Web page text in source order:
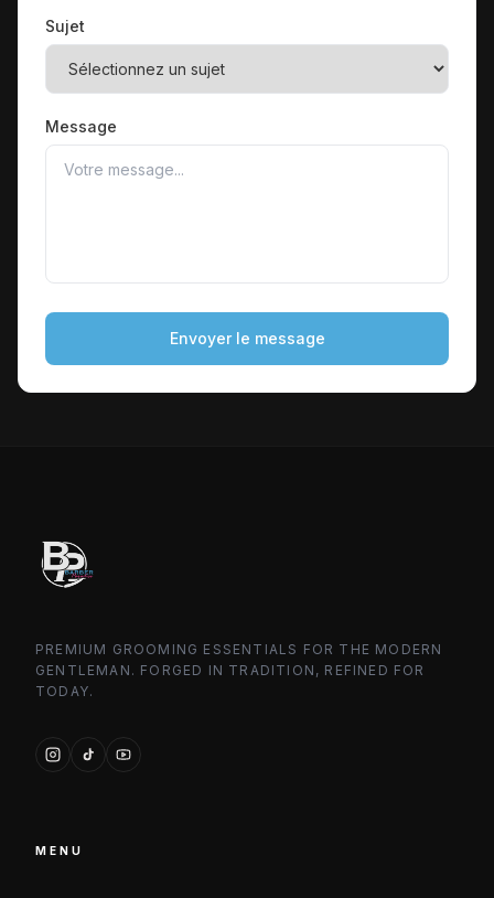
Sujet
Message
Envoyer le message
PREMIUM GROOMING ESSENTIALS FOR THE MODERN
GENTLEMAN. FORGED IN TRADITION, REFINED FOR
TODAY.
MENU